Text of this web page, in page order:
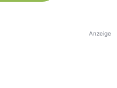
Anzeige